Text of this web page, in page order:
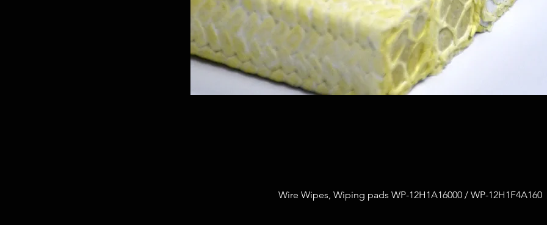
Wire Wipes, Wiping pads WP-12H1A16000 / WP-12H1F4A160